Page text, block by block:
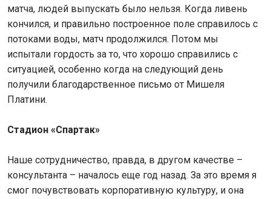
матча, людей выпускать было нельзя. Когда ливень
кончился, и правильно построенное поле справилось с
потоками воды, матч продолжился. Потом мы
испытали гордость за то, что хорошо справились с
ситуацией, особенно когда на следующий день
получили благодарственное письмо от Мишеля
Платини.
Стадион «Спартак»
Наше сотрудничество, правда, в другом качестве –
консультанта – началось еще год назад. За это время я
смог почувствовать корпоративную культуру, и она